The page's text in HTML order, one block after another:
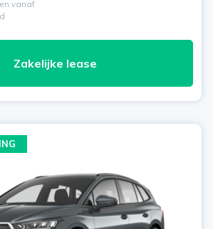
vanaf
Zakelijke lease